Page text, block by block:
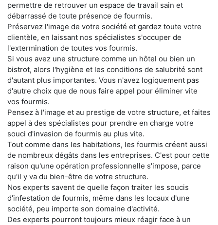
permettre de retrouver un espace de travail sain et
débarrassé de toute présence de fourmis.
Préservez l'image de votre société et gardez toute votre
clientèle, en laissant nos spécialistes s'occuper de
l'extermination de toutes vos fourmis.
Si vous avez une structure comme un hôtel ou bien un
bistrot, alors l'hygiène et les conditions de salubrité sont
d'autant plus importantes. Vous n'avez logiquement pas
d'autre choix que de nous faire appel pour éliminer vite
vos fourmis.
Pensez à l'image et au prestige de votre structure, et faites
appel à des spécialistes pour prendre en charge votre
souci d'invasion de fourmis au plus vite.
Tout comme dans les habitations, les fourmis créent aussi
de nombreux dégâts dans les entreprises. C'est pour cette
raison qu'une opération professionnelle s'impose, parce
qu'il y va du bien-être de votre structure.
Nos experts savent de quelle façon traiter les soucis
d'infestation de fourmis, même dans les locaux d'une
société, peu importe son domaine d'activité.
Des experts pourront toujours mieux réagir face à un